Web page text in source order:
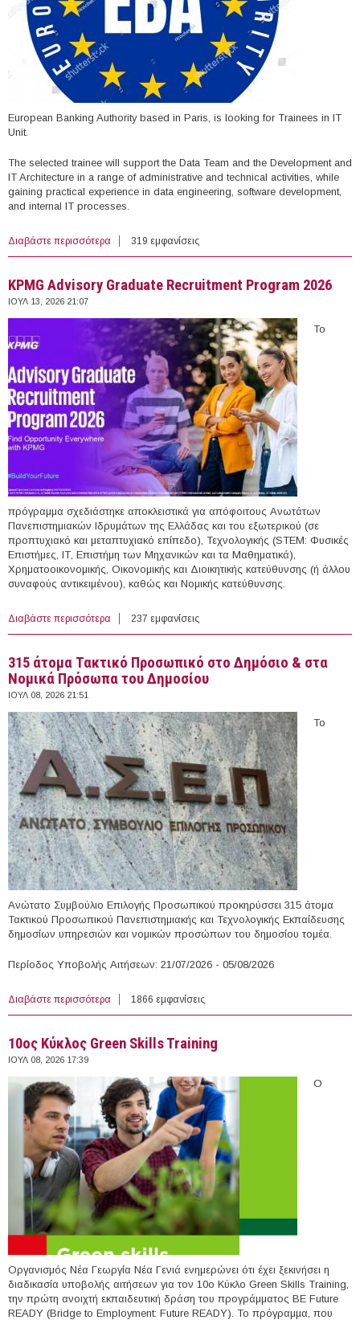
European Banking Authority based in Paris, is looking for Trainees in IT
Unit.
The selected trainee will support the Data Team and the Development and
IT Architecture in a range of administrative and technical activities, while
gaining practical experience in data engineering, software development,
and internal IT processes.
Διαβάστε περισσότερα για Trainees at European Banking Authority
319 εμφανίσεις
KPMG Advisory Graduate Recruitment Program 2026
ΙΟΥΛ 13, 2026 21:07
Το
πρόγραμμα σχεδιάστηκε αποκλειστικά για απόφοιτους Ανωτάτων
Πανεπιστημιακών Ιδρυμάτων της Ελλάδας και του εξωτερικού (σε
προπτυχιακό και μεταπτυχιακό επίπεδο), Τεχνολογικής (STEM: Φυσικές
Επιστήμες, ΙΤ, Επιστήμη των Μηχανικών και τα Μαθηματικά),
Χρηματοοικονομικής, Οικονομικής και Διοικητικής κατεύθυνσης (ή άλλου
συναφούς αντικειμένου), καθώς και Νομικής κατεύθυνσης.
Διαβάστε περισσότερα για KPMG Advisory Graduate Recruitment Program
2026
237 εμφανίσεις
315 άτομα Τακτικό Προσωπικό στο Δημόσιο & στα
Νομικά Πρόσωπα του Δημοσίου
ΙΟΥΛ 08, 2026 21:51
Το
Ανώτατο Συμβούλιο Επιλογής Προσωπικού προκηρύσσει 315 άτομα
Τακτικού Προσωπικού Πανεπιστημιακής και Τεχνολογικής Εκπαίδευσης
δημοσίων υπηρεσιών και νομικών προσώπων του δημοσίου τομέα.
Περίοδος Υποβολής Αιτήσεων: 21/07/2026 - 05/08/2026
Διαβάστε περισσότερα για 315 άτομα Τακτικό Προσωπικό στο Δημόσιο & στα
Νομικά Πρόσωπα του Δημοσίου
1866 εμφανίσεις
10ος Κύκλος Green Skills Training
ΙΟΥΛ 08, 2026 17:39
Ο
Oργανισμός Νέα Γεωργία Νέα Γενιά ενημερώνει ότι έχει ξεκινήσει η
διαδικασία υποβολής αιτήσεων για τον 10o Κύκλο Green Skills Training,
την πρώτη ανοιχτή εκπαιδευτική δράση του προγράμματος BE Future
READY (Bridge to Employment: Future READY). Το πρόγραμμα, που